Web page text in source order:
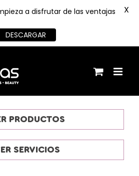
PRODUCTOS
SERVICIOS
a disfrutar de las ventajas
DESCARGAR
X